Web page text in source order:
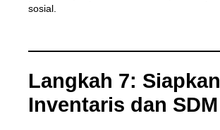
sosial.
Langkah 7: Siapkan
Inventaris dan SDM